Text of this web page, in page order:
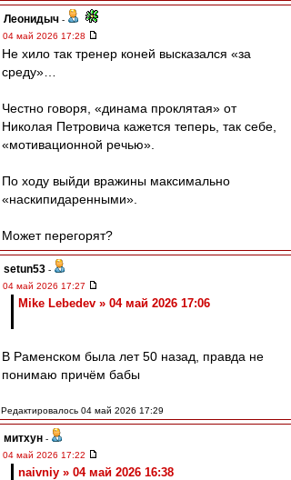
Леонидыч -
04 май 2026 17:28
Не хило так тренер коней высказался «за
среду»…
Честно говоря, «динама проклятая» от
Николая Петровича кажется теперь, так себе,
«мотивационной речью».
По ходу выйди вражины максимально
«наскипидаренными».
Может перегорят?
setun53 -
04 май 2026 17:27
Mike Lebedev » 04 май 2026 17:06
В Раменском была лет 50 назад, правда не
понимаю причём бабы
Редактировалось 04 май 2026 17:29
митхун -
04 май 2026 17:22
naivniy » 04 май 2026 16:38